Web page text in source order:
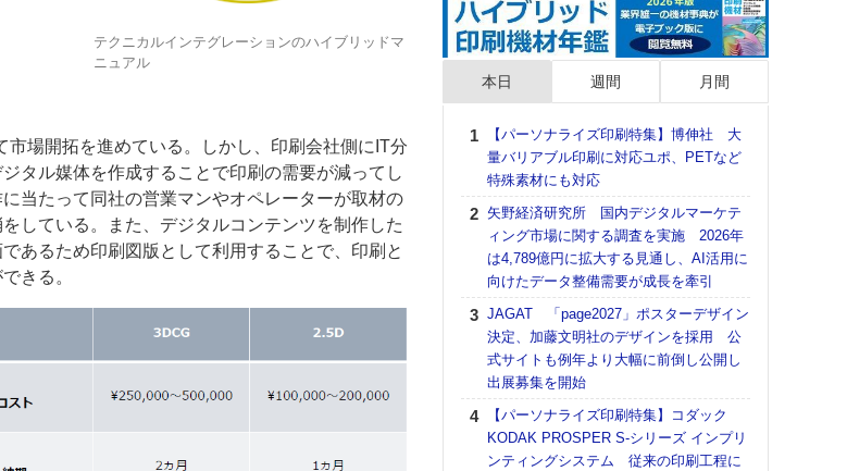
テクニカルインテグレーションのハイブリッドマ
ニュアル
場開拓を進めている。しかし、印刷会社側にIT分
タル媒体を作成することで印刷の需要が減ってし
当たって同社の営業マンやオペレーターが取材の
している。また、デジタルコンテンツを制作した
あるため印刷図版として利用することで、印刷と
きる。
本日 週間 月間
【パーソナライズ印刷特集】博伸社 大
量バリアブル印刷に対応ユポ、PETなど
特殊素材にも対応
矢野経済研究所 国内デジタルマーケテ
ィング市場に関する調査を実施 2026年
は4,789億円に拡大する見通し、AI活用に
向けたデータ整備需要が成長を牽引
JAGAT 「page2027」ポスターデザイン
決定、加藤文明社のデザインを採用 公
式サイトも例年より大幅に前倒し公開し
出展募集を開始
【パーソナライズ印刷特集】コダック
KODAK PROSPER S-シリーズ インプリ
ンティングシステム 従来の印刷工程に